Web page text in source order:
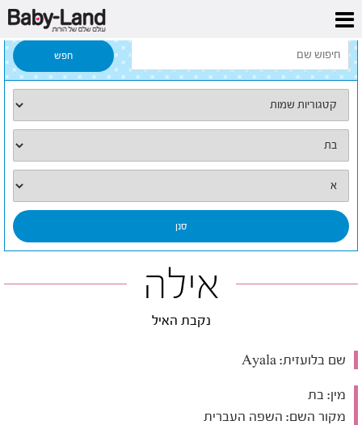
דף הבית
אילה
נקבת האיל
שם בלועזית:
מין: בת
מקור השם: השפה העברית